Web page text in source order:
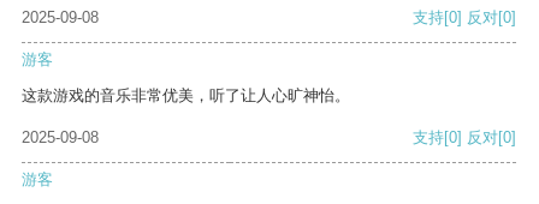
2025-09-08
支持[0] 反对[0]
游客
这款游戏的音乐非常优美，听了让人心旷神怡。
2025-09-08 支持[0] 反对[0]
游客